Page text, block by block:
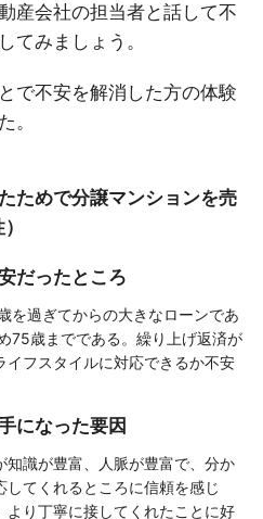
産会社の担当者と話して不
てみましょう。
で不安を解消した方の体験
。
ためで分譲マンションを売
だったところ
を過ぎてからの大きなローンであ
75歳までである。繰り上げ返済が
イフスタイルに対応できるか不安
になった要因
識が豊富、人脈が豊富で、分か
てくれるところに信頼を感じ
より丁寧に接してくれたことに好